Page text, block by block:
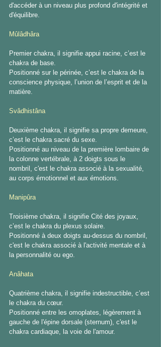
d'accéder à un niveau plus profond d'intégrité et
d'équilibre.
Mûlâdhâra
Premier chakra, il signifie appui racine, c’est le
chakra de base.
Positionné sur le périnée, c’est le chakra de la
conscience physique, l’union de l’esprit et de la
matière.
Svâdhistâna
Deuxième chakra, il signifie sa propre demeure,
c’est le chakra sacré du sexe.
Positionné au niveau de la première lombaire de
la colonne vertébrale, à 2 doigts sous le
nombril, c'est le chakra associé à la sexualité,
au corps émotionnel et aux émotions.
Manipûra
Troisième chakra, il signifie Cité des joyaux,
c’est le chakra du plexus solaire.
Positionné à deux doigts au-dessus du nombril,
c'est le chakra associé à l'activité mentale et à
la personnalité ou ego.
Anâhata
Quatrième chakra, il signifie indestructible, c’est
le chakra du cœur.
Positionné entre les omoplates, légèrement à
gauche de l'épine dorsale (sternum), c'est le
chakra cardiaque, la voie de l'amour.